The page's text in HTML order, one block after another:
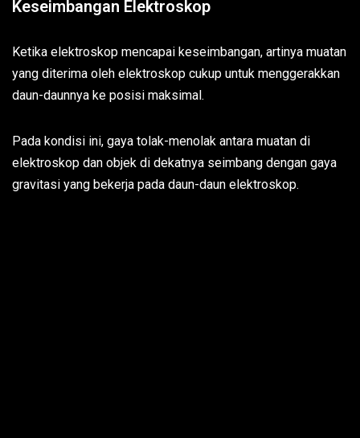
Keseimbangan Elektroskop
Ketika elektroskop mencapai keseimbangan, artinya muatan
yang diterima oleh elektroskop cukup untuk menggerakkan
daun-daunnya ke posisi maksimal.
Pada kondisi ini, gaya tolak-menolak antara muatan di
elektroskop dan objek di dekatnya seimbang dengan gaya
gravitasi yang bekerja pada daun-daun elektroskop.